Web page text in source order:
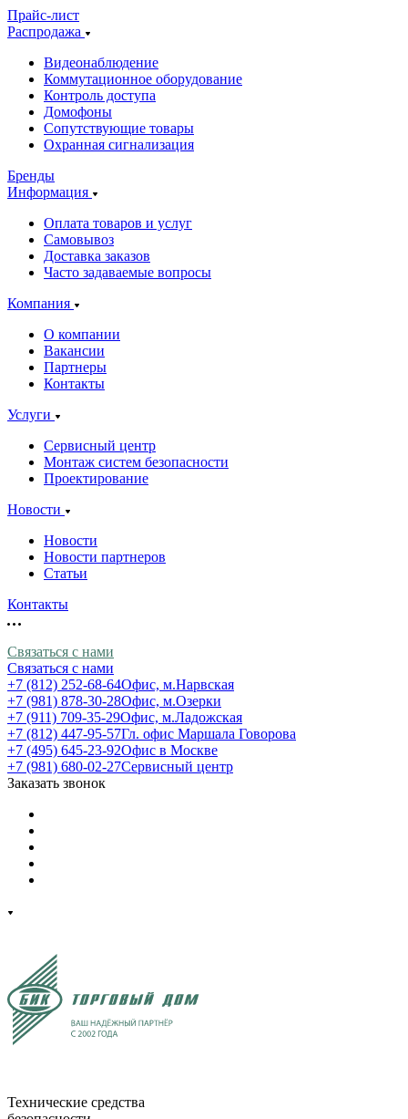
Прайс-лист
Распродажа
Видеонаблюдение
Коммутационное оборудование
Контроль доступа
Домофоны
Сопутствующие товары
Охранная сигнализация
Бренды
Информация
Оплата товаров и услуг
Самовывоз
Доставка заказов
Часто задаваемые вопросы
Компания
О компании
Вакансии
Партнеры
Контакты
Услуги
Сервисный центр
Монтаж систем безопасности
Проектирование
Новости
Новости
Новости партнеров
Статьи
Контакты
Связаться с нами
Связаться с нами
+7 (812) 252-68-64Офис, м.Нарвская
+7 (981) 878-30-28Офис, м.Озерки
+7 (911) 709-35-29Офис, м.Ладожская
+7 (812) 447-95-57Гл. офис Маршала Говорова
+7 (495) 645-23-92Офис в Москве
+7 (981) 680-02-27Сервисный центр
Заказать звонок
Технические средства